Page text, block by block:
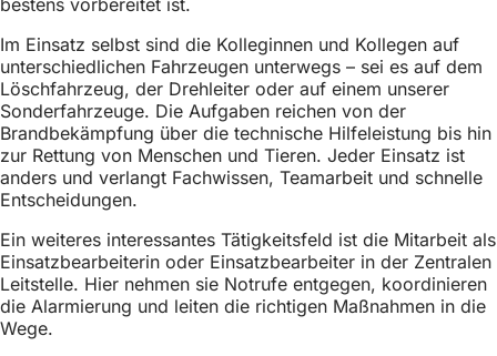
bestens vorbereitet ist.
Im Einsatz selbst sind die Kolleginnen und Kollegen auf
unterschiedlichen Fahrzeugen unterwegs – sei es auf dem
Löschfahrzeug, der Drehleiter oder auf einem unserer
Sonderfahrzeuge. Die Aufgaben reichen von der
Brandbekämpfung über die technische Hilfeleistung bis hin
zur Rettung von Menschen und Tieren. Jeder Einsatz ist
anders und verlangt Fachwissen, Teamarbeit und schnelle
Entscheidungen.
Ein weiteres interessantes Tätigkeitsfeld ist die Mitarbeit als
Einsatzbearbeiterin oder Einsatzbearbeiter in der Zentralen
Leitstelle. Hier nehmen sie Notrufe entgegen, koordinieren
die Alarmierung und leiten die richtigen Maßnahmen in die
Wege.